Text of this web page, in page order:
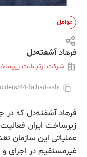
عوامل
فرهاد آشفته‌دل
شرکت ارتباطات
فرهاد آشفته‌دل که در
زیرساخت ایران
عملیاتی این سازمان
غیرمستقیم در اجرای